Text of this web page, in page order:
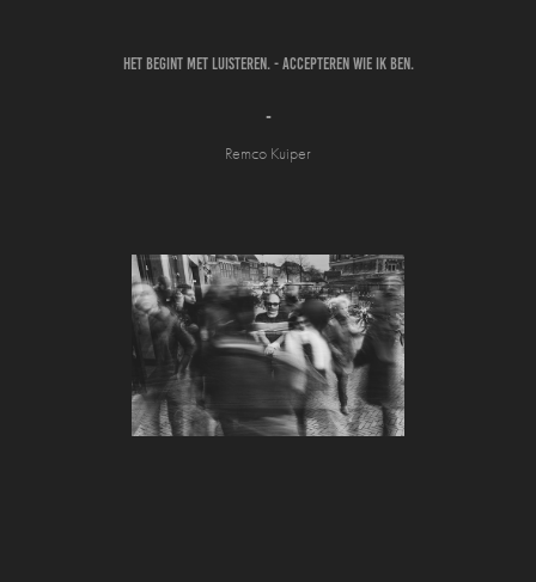
Het begint met luisteren. - Accepteren wie ik ben.
-
Remco Kuiper